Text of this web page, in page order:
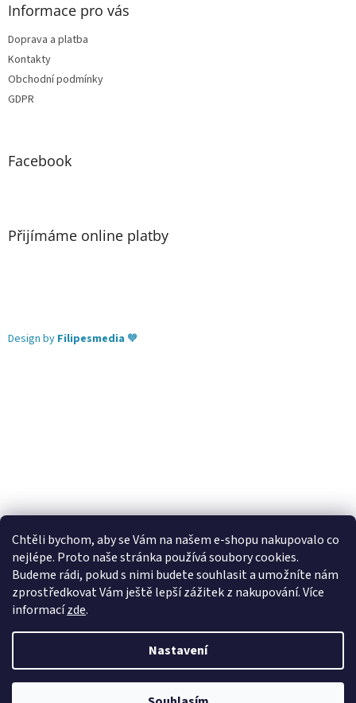
Chtěli bychom, aby se Vám na našem e-shopu nakupovalo co
nejlépe. Proto naše stránka používá soubory cookies.
Budeme rádi, pokud s nimi budete souhlasit a umožníte nám
zprostředkovat Vám ještě lepší zážitek z nakupování.Více
informacízde.
Nastavení
Informace pro vás
Doprava a platba
Kontakty
Obchodní podmínky
GDPR
Facebook
Přijímáme online platby
Design by Filipesmedia 🧡
Lekva nábytek ubytování pod Pálavou kování Tulip
úchytky Gamet
úchytky Siro Blum - perfecting motion
Vytvořil Shoptet